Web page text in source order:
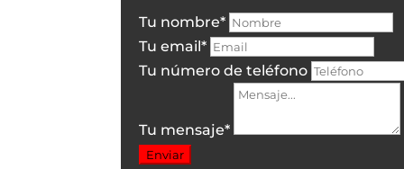
Tu nombre*
Tu email*
Tu número de teléfono
Tu mensaje*
Enviar